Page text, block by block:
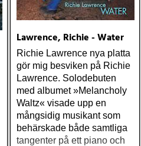
Lawrence, Richie - Water
Richie Lawrence nya platta
gör mig besviken på Richie
Lawrence. Solodebuten
med albumet »Melancholy
Waltz« visade upp en
mångsidig musikant som
behärskade både samtliga
tangenter på ett piano och